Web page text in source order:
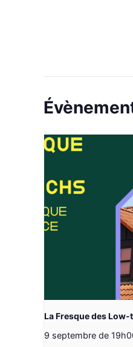
La Fresque des Low-
9 septembre de